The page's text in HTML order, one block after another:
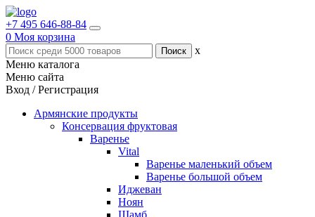
+7 495 646-88-84
0 Моя корзина
x
Меню каталога
Меню сайта
Вход / Регистрация
Армянские продукты
Консервация фруктовая
Варенье
Vital
Варенье маленький объем
Варенье большой объем
Иджеван
Ноян
Шамб